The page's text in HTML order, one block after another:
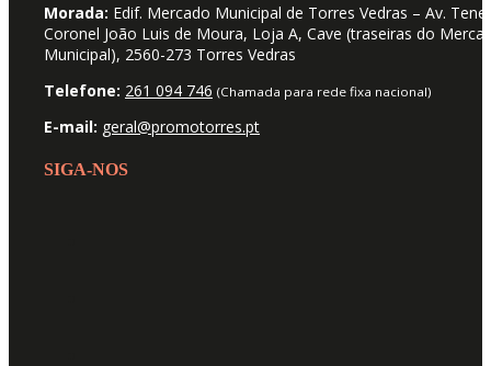
Morada: Edif. Mercado Municipal de Torres Vedras – Av.
Coronel João Luis de Moura, Loja A, Cave (traseiras do
Municipal), 2560-273 Torres Vedras
Telefone: 261 094 746 (Chamada para rede fixa nacional)
E-mail: geral@promotorres.pt
SIGA-NOS